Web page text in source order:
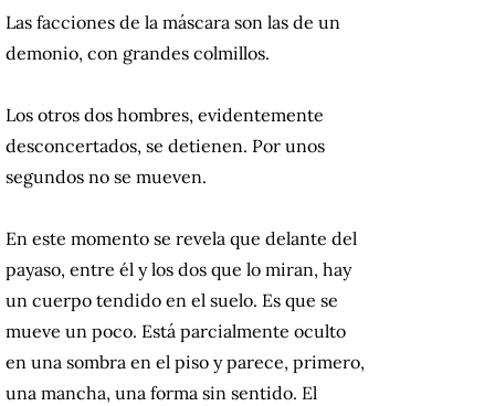
Las facciones de la máscara son las de un
demonio, con grandes colmillos.
Los otros dos hombres, evidentemente
desconcertados, se detienen. Por unos
segundos no se mueven.
En este momento se revela que delante del
payaso, entre él y los dos que lo miran, hay
un cuerpo tendido en el suelo. Es que se
mueve un poco. Está parcialmente oculto
en una sombra en el piso y parece, primero,
una mancha, una forma sin sentido. El